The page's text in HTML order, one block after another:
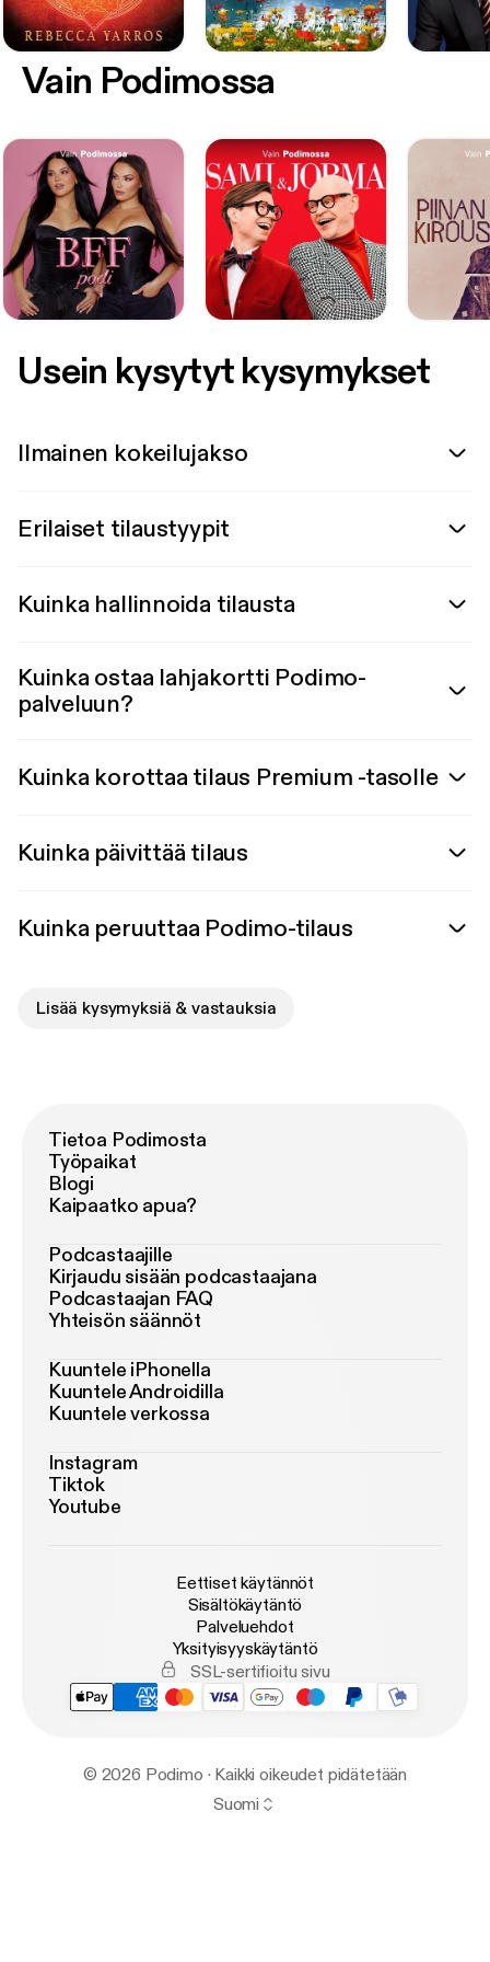
Vain Podimossa
Usein kysytyt kysymykset
Ilmainen kokeilujakso
Erilaiset tilaustyypit
Kuinka hallinnoida tilausta
Kuinka ostaa lahjakortti Podimo-
palveluun?
Kuinka korottaa tilaus Premium -tasolle
Kuinka päivittää tilaus
Kuinka peruuttaa Podimo-tilaus
Lisää kysymyksiä & vastauksia
Tietoa Podimosta
Työpaikat
Blogi
Kaipaatko apua?
Podcastaajille
Kirjaudu sisään podcastaajana
Podcastaajan FAQ
Yhteisön säännöt
Kuuntele iPhonella
Kuuntele Androidilla
Kuuntele verkossa
Instagram
Tiktok
Youtube
Eettiset käytännöt
Sisältökäytäntö
Palveluehdot
Yksityisyyskäytäntö
SSL-sertifioitu sivu
© 2026 Podimo · Kaikki oikeudet pidätetään
Suomi